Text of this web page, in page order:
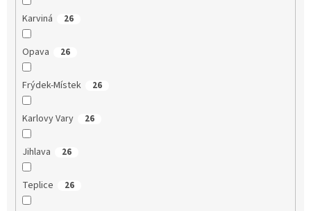
Karviná 26
Opava 26
Frýdek-Místek 26
Karlovy Vary 26
Jihlava 26
Teplice 26